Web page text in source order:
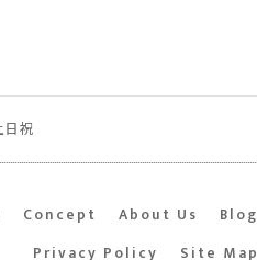
祝
Concept About Us Blog
Privacy Policy
Site Map